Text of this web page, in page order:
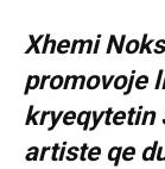
Xhemi
promovoje
kryeqytetin
artiste qe